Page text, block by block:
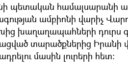
պետական համալսարանի
ամբիոնի վարիչ
խաղաղապահների դուրս
տարածքներից
մասին լուրերի հետ։